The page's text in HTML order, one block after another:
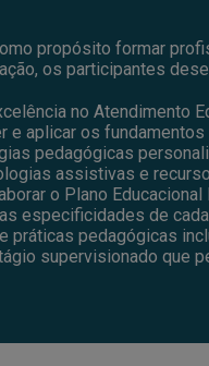
propósito formar
os participantes
no Atendimento
e aplicar os
pedagógicas
assistivas e
o Plano
especificidades de
práticas pedagógicas
supervisionado que